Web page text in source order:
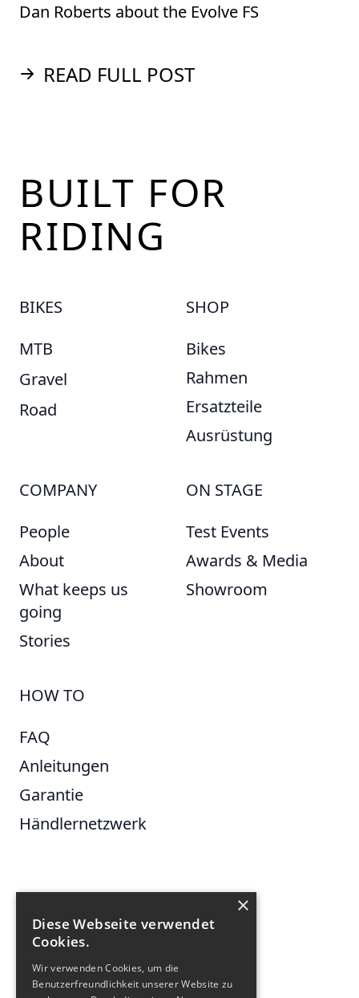
Dan Roberts about the Evolve FS
READ FULL POST
BUILT FOR
RIDING
BIKES
MTB
Gravel
Road
SHOP
Bikes
Rahmen
Ersatzteile
Ausrüstung
COMPANY
People
About
What keeps us
going
Stories
ON STAGE
Test Events
Awards & Media
Showroom
HOW TO
FAQ
Anleitungen
Garantie
Händlernetzwerk
FOLGE UNS
FacebookInstagram
×
Diese Webseite verwendet
Cookies.
Wir verwenden Cookies, um die
Benutzerfreundlichkeit unserer Website zu